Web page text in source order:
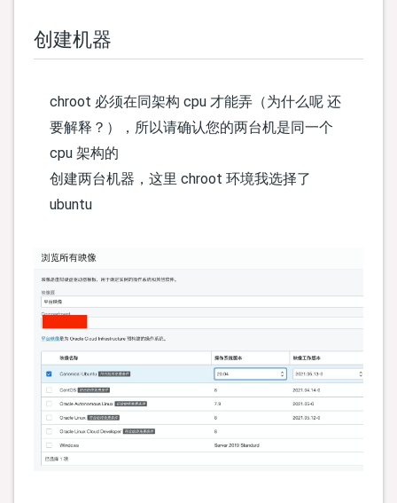
创建机器
chroot 必须在同架构 cpu 才能弄（为什么呢 还
要解释？），所以请确认您的两台机是同一个
cpu 架构的
创建两台机器，这里 chroot 环境我选择了
ubuntu